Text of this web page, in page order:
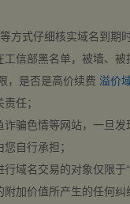
方式仔细核实域名到期
信部黑名单，被墙、
，是否是高价续费 溢价
任；
骗色情等网站，一旦
自行承担；
域名交易的对象仅限于
加价值所产生的任何